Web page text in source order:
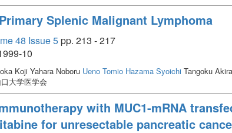
Splenic Malignant Lymphoma
48 Issue 5pp. 213 - 217
10
Koji Yahara Noboru Ueno Tomio Hazama Syoichi Tangoku Akira
大学医学会
with MUC1-mRNA
for unresectable pancreatic